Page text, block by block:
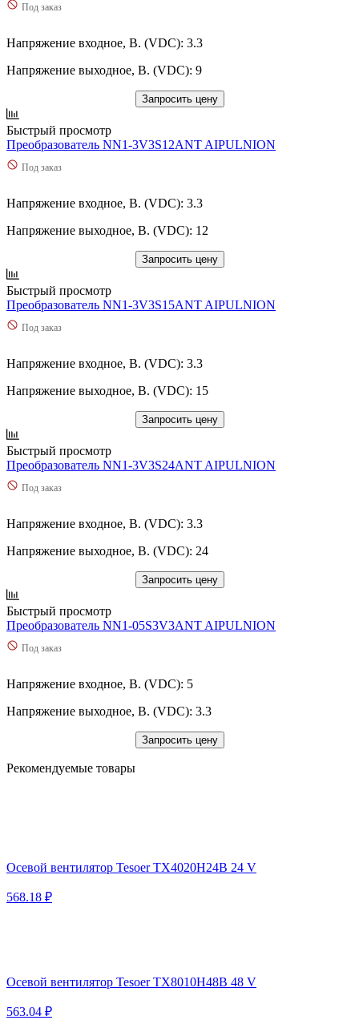
Под заказ
Напряжение входное, В. (VDC): 3.3
Напряжение выходное, В. (VDC): 9
Запросить цену
Быстрый просмотр
Преобразователь NN1-3V3S12ANT AIPULNION
Под заказ
Напряжение входное, В. (VDC): 3.3
Напряжение выходное, В. (VDC): 12
Запросить цену
Быстрый просмотр
Преобразователь NN1-3V3S15ANT AIPULNION
Под заказ
Напряжение входное, В. (VDC): 3.3
Напряжение выходное, В. (VDC): 15
Запросить цену
Быстрый просмотр
Преобразователь NN1-3V3S24ANT AIPULNION
Под заказ
Напряжение входное, В. (VDC): 3.3
Напряжение выходное, В. (VDC): 24
Запросить цену
Быстрый просмотр
Преобразователь NN1-05S3V3ANT AIPULNION
Под заказ
Напряжение входное, В. (VDC): 5
Напряжение выходное, В. (VDC): 3.3
Запросить цену
Рекомендуемые товары
Осевой вентилятор Tesoer TX4020H24B 24 V
568.18 ₽
Осевой вентилятор Tesoer TX8010H48B 48 V
563.04 ₽